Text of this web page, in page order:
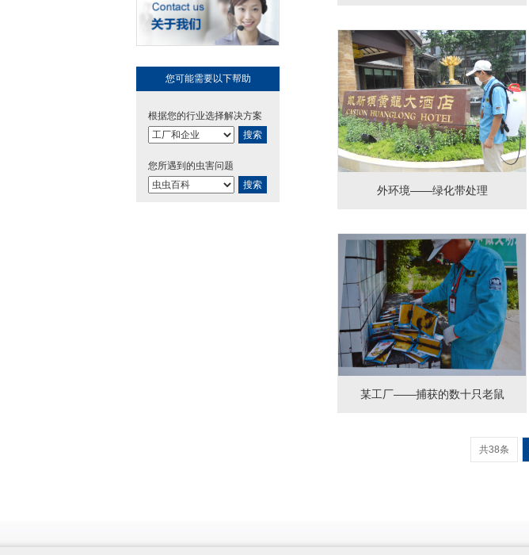
您可能需要以下帮助
根据您的行业选择解决方案
搜索
您所遇到的虫害问题
搜索
外环境——绿化带处理
某工厂——捕获的数十只老鼠
共38条